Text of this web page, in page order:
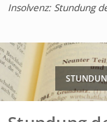
Insolvenz: Stundung